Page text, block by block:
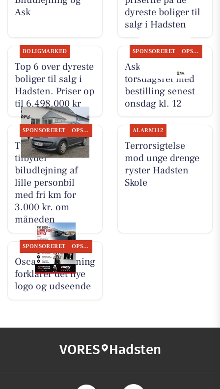
Ask
dyreste boliger til
salg i Hadsten
BOLIGMARKED
Top 6 over dyreste
boliger til salg i
Hadsten. Priser op
til 6.498.000 kr
SPONSORERET OPSLAGSTAVLEN
Ask tilbyder
torsdagsret med
bestilling senest
onsdag kl. 12
SPONSORERET OPSLAGSTAVLEN
TT CARS ApS
tilbyder
biludlejning af
lille personbil
med fri km for
3.000 kr. om
måneden
ALARM112
Terrorsigtelse
mod unge drenge
ryster Hadsten
Skole
SPONSORERET OPSLAGSTAVLEN
Oscar Biludlejning
forklarer det nye
logo og udseende
VORES Hadsten